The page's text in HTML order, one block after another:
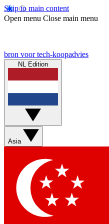
Skip to main content
Open menu Close main menu
bron voor tech-koopadvies
NL Edition
Asia